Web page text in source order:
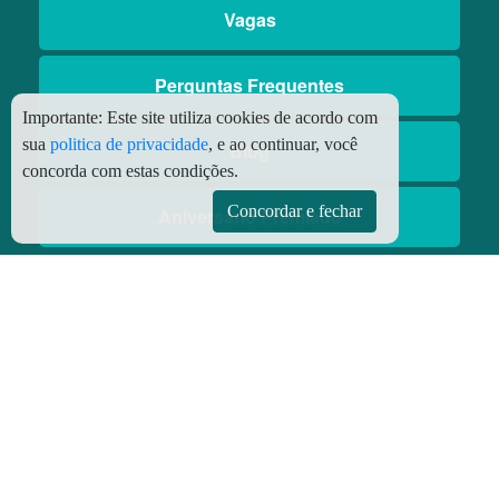
Vagas
Perguntas Frequentes
Blog
Aniversário Premiado
Importante: Este site utiliza cookies de acordo com
sua politica de privacidade, e ao continuar, você
concorda com estas condições.
Concordar e fechar